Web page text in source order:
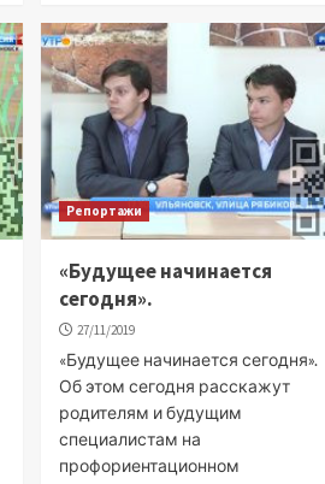
Репортажи
«Будущее начинается
сегодня».
27/11/2019
«Будущее начинается сегодня».
Об этом сегодня расскажут
родителям и будущим
специалистам на
профориентационном